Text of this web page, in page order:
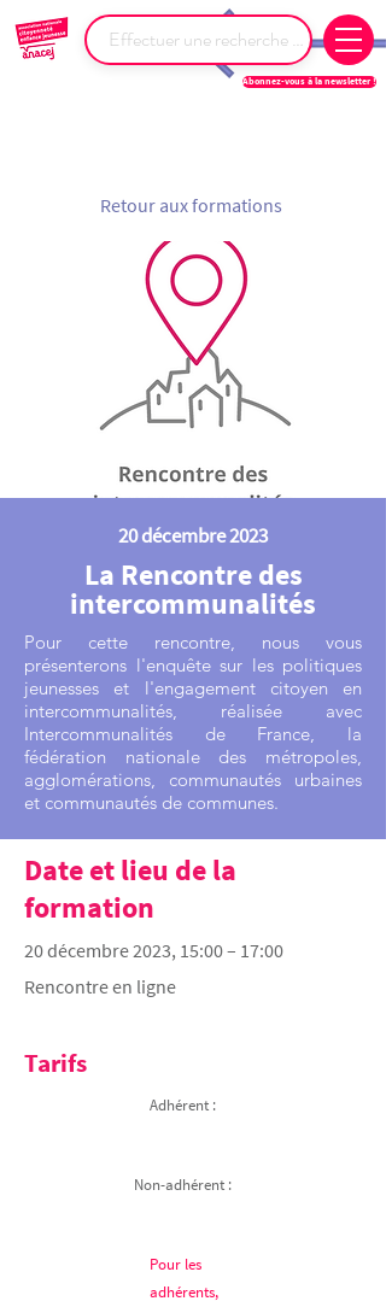
Abonnez-vous à la newsletter !
Retour aux formations
20 décembre 2023
La Rencontre des
intercommunalités
Pour cette rencontre, nous vous
présenterons l'enquête sur les politiques
jeunesses et l'engagement citoyen en
intercommunalités, réalisée avec
Intercommunalités de France, la
fédération nationale des métropoles,
agglomérations, communautés urbaines
et communautés de communes.
Date et lieu de la
formation
20 décembre 2023, 15:00 – 17:00
Rencontre en ligne
Tarifs
Adhérent :
Non-adhérent :
Pour les
adhérents,